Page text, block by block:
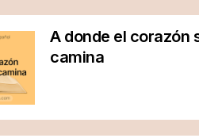
A donde el corazón
camina